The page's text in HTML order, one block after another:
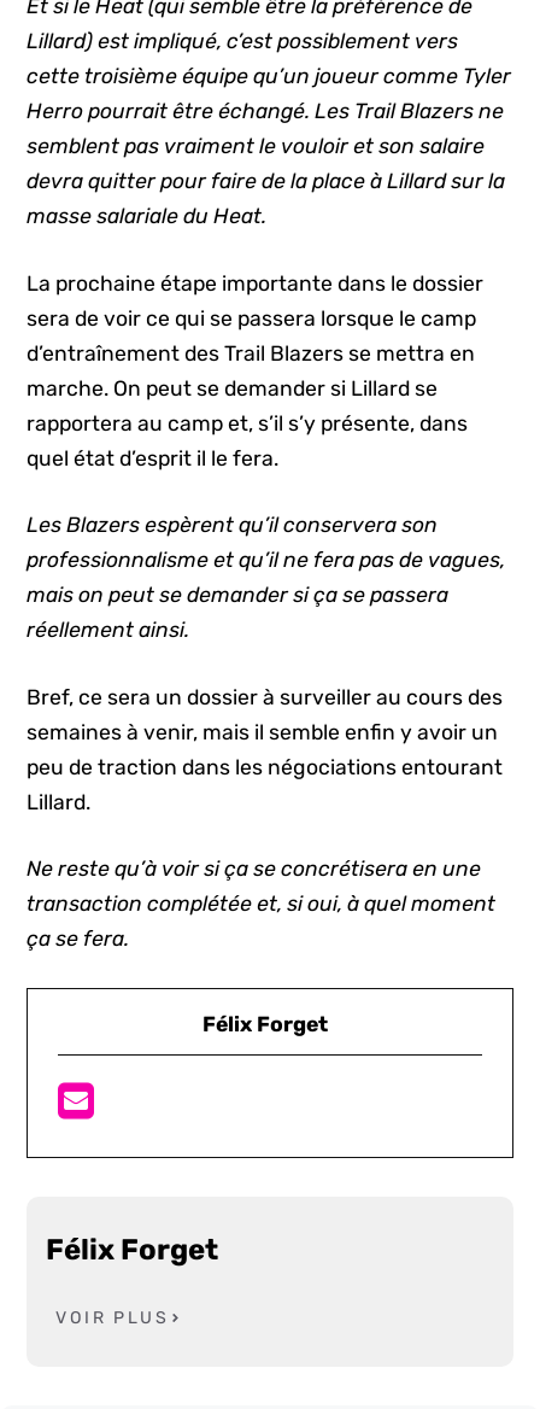
Et si le Heat (qui semble être la préférence de
Lillard) est impliqué, c’est possiblement vers
cette troisième équipe qu’un joueur comme Tyler
Herro pourrait être échangé. Les Trail Blazers ne
semblent pas vraiment le vouloir et son salaire
devra quitter pour faire de la place à Lillard sur la
masse salariale du Heat.
La prochaine étape importante dans le dossier
sera de voir ce qui se passera lorsque le camp
d’entraînement des Trail Blazers se mettra en
marche. On peut se demander si Lillard se
rapportera au camp et, s’il s’y présente, dans
quel état d’esprit il le fera.
Les Blazers espèrent qu’il conservera son
professionnalisme et qu’il ne fera pas de vagues,
mais on peut se demander si ça se passera
réellement ainsi.
Bref, ce sera un dossier à surveiller au cours des
semaines à venir, mais il semble enfin y avoir un
peu de traction dans les négociations entourant
Lillard.
Ne reste qu’à voir si ça se concrétisera en une
transaction complétée et, si oui, à quel moment
ça se fera.
Félix Forget
Félix Forget
VOIR PLUS